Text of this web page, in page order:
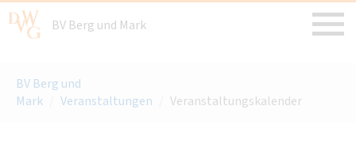
BV Berg und Mark
BV Berg und
Mark
Veranstaltungen Veranstaltungskalender